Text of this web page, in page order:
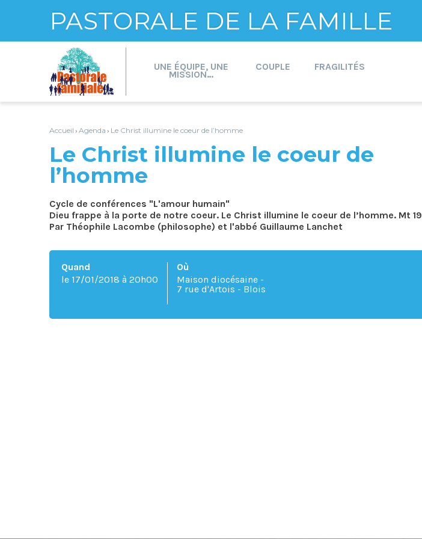
PASTORALE DE LA FAMILLE
contenu.
Aller
à
la
navigation
personnels
UNE ÉQUIPE, UNE
MISSION…
COUPLE FRAGILITÉS
Accueil › Agenda › Le Christ illumine le coeur de l’homme
Le Christ illumine le coeur de
l’homme
Cycle de conférences "L'amour humain"
Dieu frappe à la porte de notre coeur. Le Christ illumine le coeur de l’homme. Mt 19
Par Théophile Lacombe (philosophe) et l'abbé Guillaume Lanchet
Quand
le 17/01/2018 à 20h00
Où
Maison diocésaine -
7 rue d'Artois - Blois